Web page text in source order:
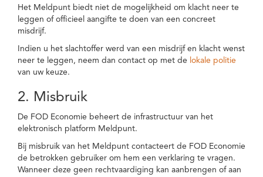
Het Meldpunt biedt niet de mogelijkheid om klacht neer te
leggen of officieel aangifte te doen van een concreet
misdrijf.
Indien u het slachtoffer werd van een misdrijf en klacht wenst
neer te leggen, neem dan contact op met de lokale politie
van uw keuze.
2. Misbruik
De FOD Economie beheert de infrastructuur van het
elektronisch platform Meldpunt.
Bij misbruik van het Meldpunt contacteert de FOD Economie
de betrokken gebruiker om hem een verklaring te vragen.
Wanneer deze geen rechtvaardiging kan aanbrengen of aan